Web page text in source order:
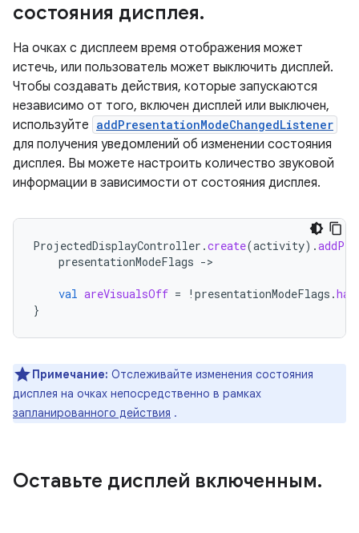
состояния дисплея.
На очках с дисплеем время отображения может
истечь, или пользователь может выключить дисплей.
Чтобы создавать действия, которые запускаются
независимо от того, включен дисплей или выключен,
используйте addPresentationModeChangedListener
для получения уведомлений об изменении состояния
дисплея. Вы можете настроить количество звуковой
информации в зависимости от состояния дисплея.
ProjectedDisplayController .create(activity).
presentationModeFlags ->
val areVisualsOff = ! presentationModeFlags .
}
Примечание: Отслеживайте изменения состояния
дисплея на очках непосредственно в рамках
запланированного действия .
Оставьте дисплей включенным.